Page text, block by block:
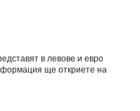
в левове и евро
ще откриете на